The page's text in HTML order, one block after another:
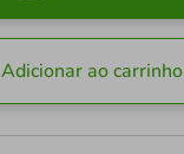
Adicionar ao carrinho